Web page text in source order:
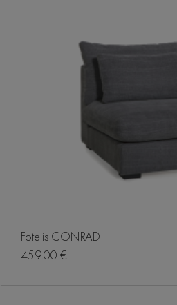
Fotelis CONRAD
459.00 €